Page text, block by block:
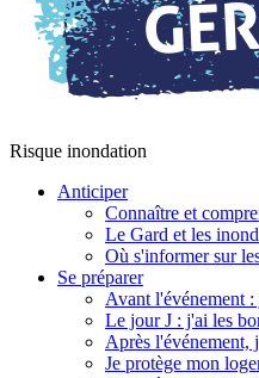
Risque inondation
Anticiper
Connaître et
Le Gard et les
Où s'informer sur
Se préparer
Avant l'événement :
Le jour J : j'ai les
Après l'événement,
Je protège mon